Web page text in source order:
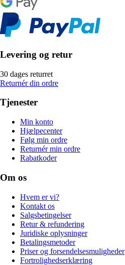
Levering og retur
30 dages returret
Returnér din ordre
Tjenester
Min konto
Hjælpecenter
Følg min ordre
Returnér min ordre
Rabatkoder
Om os
Hvem er vi?
Kontakt os
Salgsbetingelser
Retur & refundering
Juridiske oplysninger
Betalingsmetoder
Priser og forsendelsesmuligheder
Fortrolighedserklæring